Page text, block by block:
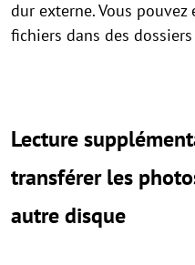
dur externe. Vous
fichiers dans des
Lecture
transférer les
autre disque